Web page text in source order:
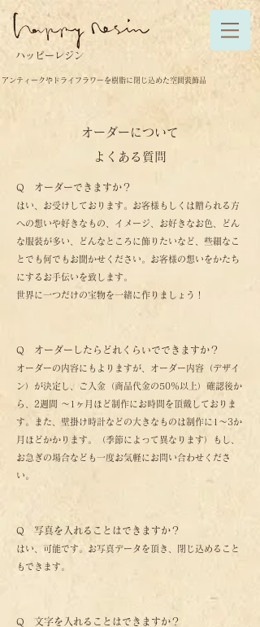
ハッピーレジン
アンティークやドライフラワーを樹脂に閉じ込めた空間装飾品
オーダーについて
よくある質問
Q オーダーできますか？
はい、お受けしております。お客様もしくは贈られる方
への想いや好きなもの、イメージ、お好きなお色、どん
な服装が多い、どんなところに飾りたいなど、些細なこ
とでも何でもお聞かせください。お客様の想いをかたち
にするお手伝いを致します。
世界に一つだけの宝物を一緒に作りましょう！
Q オーダーしたらどれくらいでできますか？
オーダーの内容にもよりますが、オーダー内容（デザイ
ン）が決定し、ご入金（商品代金の50％以上）確認後か
ら、2週間 ～1ヶ月ほど制作にお時間を頂戴しておりま
す。また、壁掛け時計などの大きなものは制作に1～3か
月ほどかかります。（季節によって異なります）もし、
お急ぎの場合なども一度お気軽にお問い合わせくださ
い。
Q 写真を入れることはできますか？
はい、可能です。お写真データを頂き、閉じ込めること
もできます。
Q 文字を入れることはできますか？